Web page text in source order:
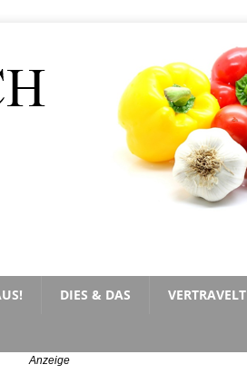
DIES & DAS VERTRAVELT